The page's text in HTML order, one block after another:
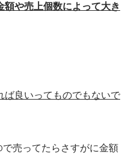
や売上個数によって大き
ば良いってものでもないで
売ってたらさすがに金額